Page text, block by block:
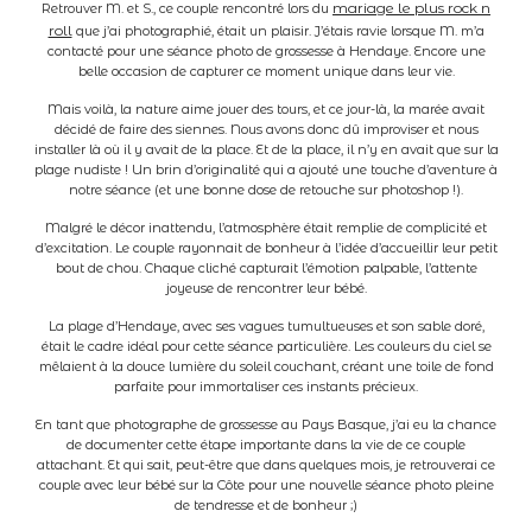
Tarifs
A propos
Contact
Clients
Retrouver M. et S., ce couple rencontré lors du mariage le plus rock n
rollque j’ai photographié, était un plaisir. J’étais ravie lorsque M. m’a
contacté pour une séance photo de grossesse à Hendaye. Encore une
belle occasion de capturer ce moment unique dans leur vie.
Mais voilà, la nature aime jouer des tours, et ce jour-là, la marée avait
décidé de faire des siennes. Nous avons donc dû improviser et nous
installer là où il y avait de la place. Et de la place, il n’y en avait que sur la
plage nudiste ! Un brin d’originalité qui a ajouté une touche d’aventure à
notre séance (et une bonne dose de retouche sur photoshop !).
Malgré le décor inattendu, l’atmosphère était remplie de complicité et
d’excitation. Le couple rayonnait de bonheur à l’idée d’accueillir leur petit
bout de chou. Chaque cliché capturait l’émotion palpable, l’attente
joyeuse de rencontrer leur bébé.
La plage d’Hendaye, avec ses vagues tumultueuses et son sable doré,
était le cadre idéal pour cette séance particulière. Les couleurs du ciel se
mêlaient à la douce lumière du soleil couchant, créant une toile de fond
parfaite pour immortaliser ces instants précieux.
En tant que photographe de grossesse au Pays Basque, j’ai eu la chance
de documenter cette étape importante dans la vie de ce couple
attachant. Et qui sait, peut-être que dans quelques mois, je retrouverai ce
couple avec leur bébé sur la Côte pour une nouvelle séance photo pleine
de tendresse et de bonheur ;)